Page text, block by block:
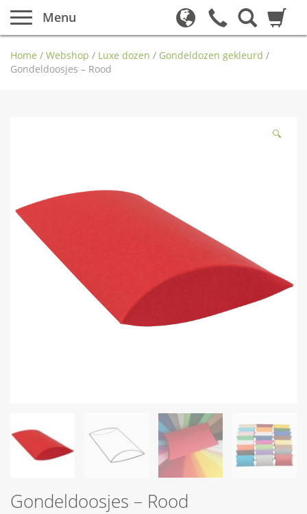
Menu
Home / Webshop / Luxe dozen / Gondeldozen gekleurd /
Gondeldoosjes – Rood
🔍
Gondeldoosjes – Rood